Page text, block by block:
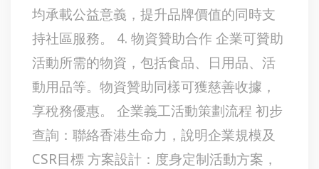
均承載公益意義，提升品牌價值的同時支
持社區服務。 4. 物資贊助合作 企業可贊助
活動所需的物資，包括食品、日用品、活
動用品等。物資贊助同樣可獲慈善收據，
享稅務優惠。 企業義工活動策劃流程 初步
查詢：聯絡香港生命力，說明企業規模及
CSR目標 方案設計：度身定制活動方案，